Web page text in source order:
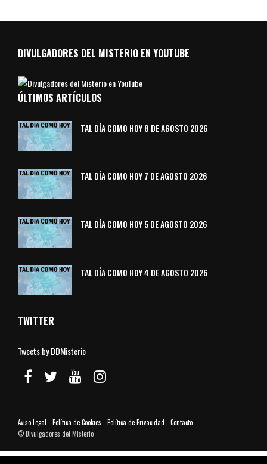
DIVULGADORES DEL MISTERIO EN YOUTUBE
ÚLTIMOS ARTÍCULOS
TAL DÍA COMO HOY 8 DE AGOSTO 2026
TAL DÍA COMO HOY 7 DE AGOSTO 2026
TAL DÍA COMO HOY 5 DE AGOSTO 2026
TAL DÍA COMO HOY 4 DE AGOSTO 2026
TWITTER
Tweets by DDMisterio
Aviso Legal Política de Cookies Política de Privacidad
Contacto
© Divulgadores del Misterio